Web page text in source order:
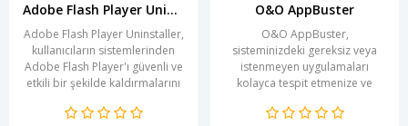
Adobe Flash Player Uninstaller
Adobe Flash Player Uninstaller,
kullanıcıların sistemlerinden
Adobe Flash Player'ı güvenli ve
etkili bir şekilde kaldırmalarını
O&O AppBuster
O&O AppBuster,
sisteminizdeki gereksiz veya
istenmeyen uygulamaları
kolayca tespit etmenize ve
etkili bir araçtır. Günümüzde...